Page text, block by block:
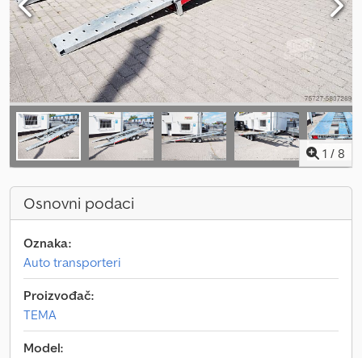
1 / 8
Osnovni podaci
Oznaka:
Auto transporteri
Proizvođač:
TEMA
Model: